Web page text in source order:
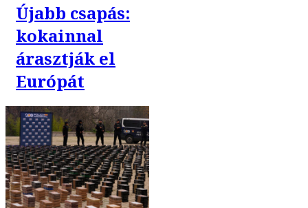
Újabb csapás:
kokainnal
árasztják el
Európát